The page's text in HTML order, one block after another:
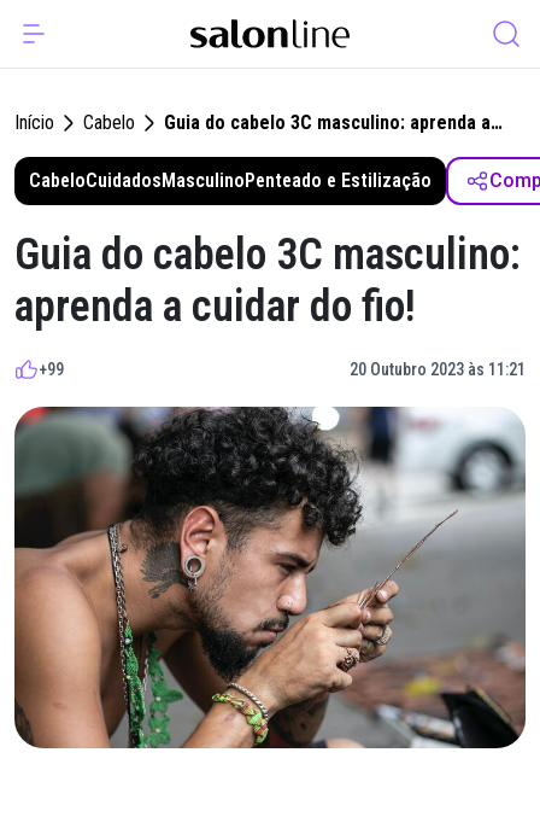
Início Cabelo
Guia do cabelo 3C masculino: aprenda a
cuidar do fio!
CabeloCuidadosMasculinoPenteado e Estilização
Guia do cabelo 3C masculino:
aprenda a cuidar do fio!
+99 20 Outubro 2023 às 11:21